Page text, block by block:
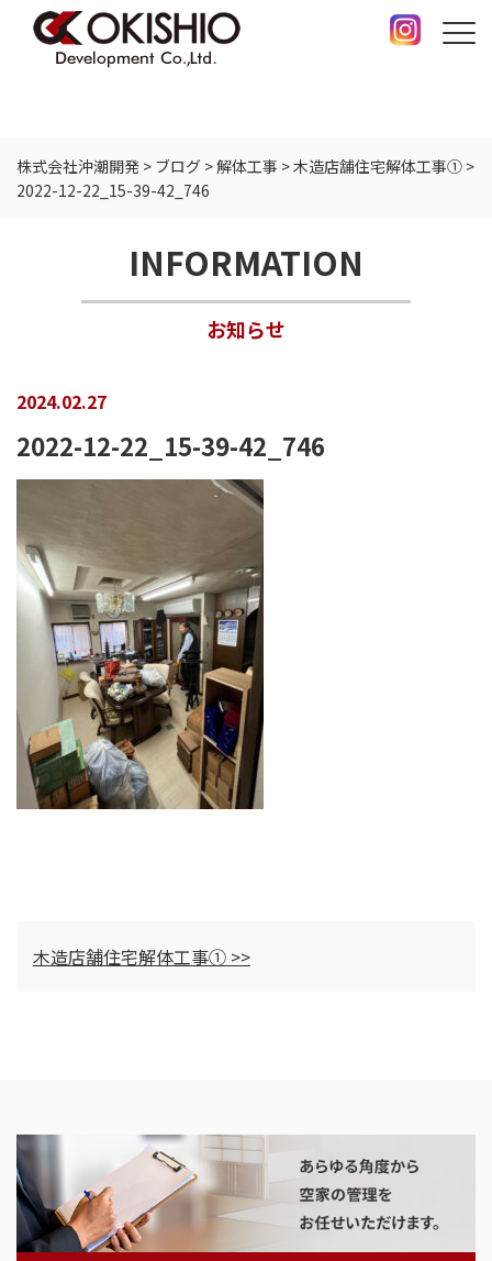
株式会社沖潮開発 > ブログ >解体工事 >木造店舗住宅解体工事① >
2022-12-22_15-39-42_746
INFORMATION
お知らせ
2024.02.27
2022-12-22_15-39-42_746
木造店舗住宅解体工事① >>